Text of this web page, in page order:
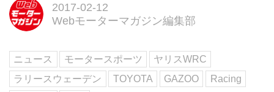
2017-02-12
Webモーターマガジン編集部
ニュース モータースポーツ
ヤリスWRC
ラリースウェーデン
TOYOTA GAZOO
Racing